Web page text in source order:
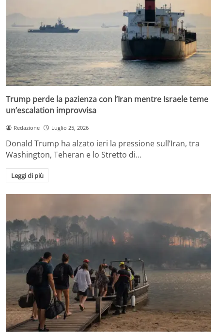
Trump perde la pazienza con l’Iran mentre Israele teme
un’escalation improvvisa
Redazione Luglio 25, 2026
Donald Trump ha alzato ieri la pressione sull’Iran, tra
Washington, Teheran e lo Stretto di…
Leggi di più